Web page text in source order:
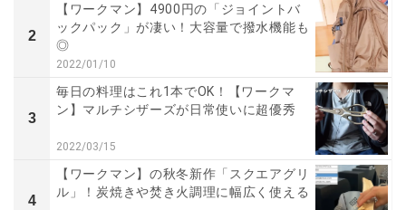
2
【ワークマン】4900円の「ジョイントバ
ックパック」が凄い！大容量で撥水機能も
◎
2022/01/10
3
毎日の料理はこれ1本でOK！【ワークマ
ン】マルチシザーズが日常使いに超優秀
2022/03/15
4
【ワークマン】の秋冬新作「スクエアグリ
ル」！炭焼きや焚き火調理に幅広く使える